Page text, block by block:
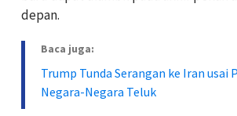
depan.
Baca juga:
Trump Tunda Serangan ke Iran usai
Negara-Negara Teluk